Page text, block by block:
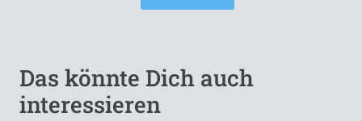
Das könnte Dich auch
interessieren